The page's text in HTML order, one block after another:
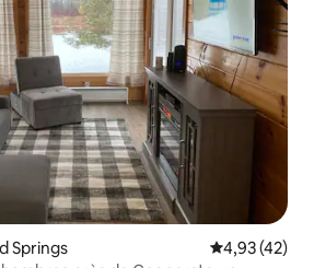
Springs Évaluation
4,93 (42)